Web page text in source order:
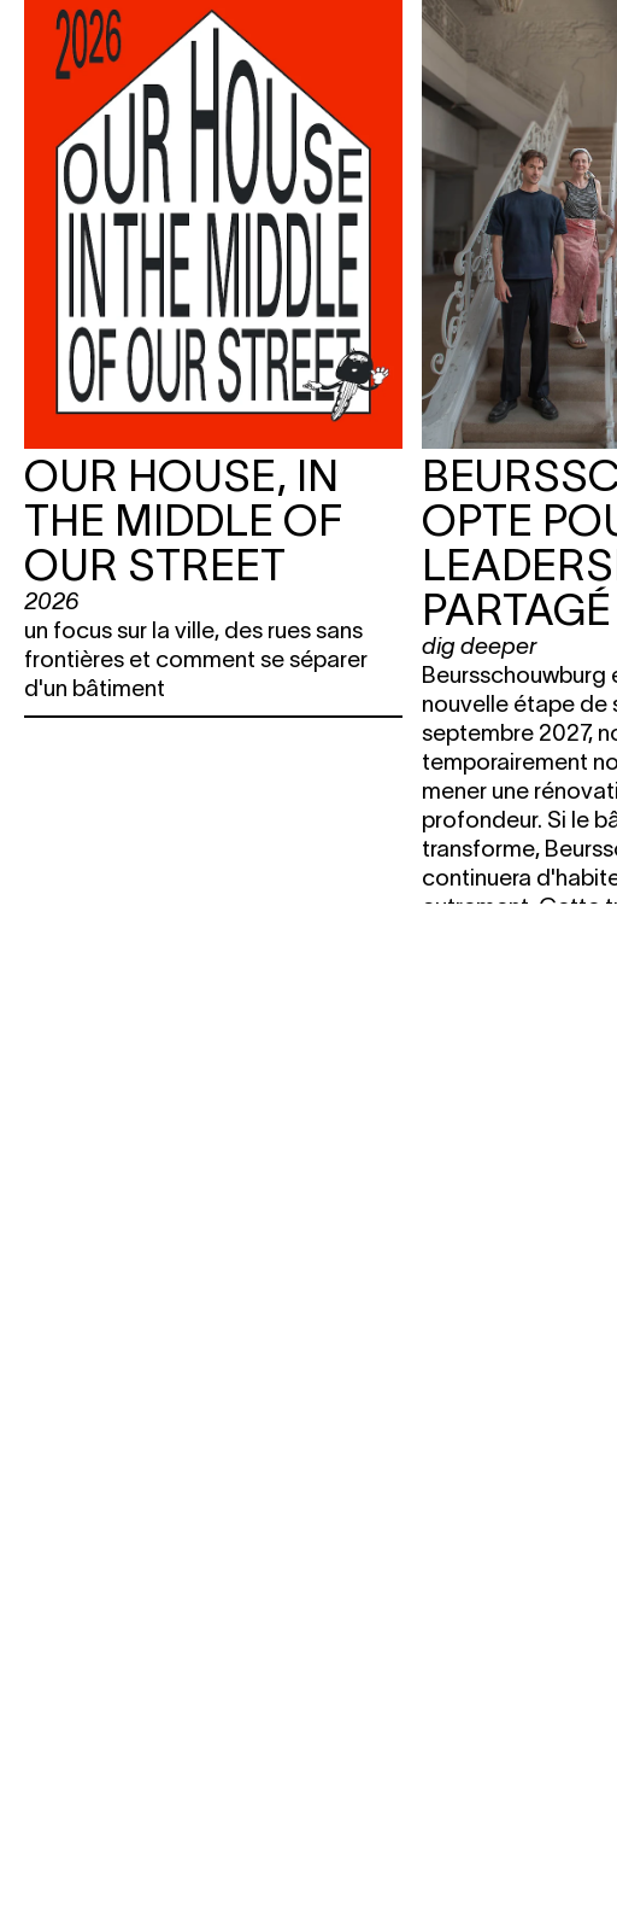
OUR HOUSE, IN
THE MIDDLE OF
OUR STREET
2026
un focus sur la ville, des rues sans
frontières et comment se séparer
d'un bâtiment
OPTE
PARTAGÉ
dig deeper
Beursschouwburg
nouvelle étape de
septembre 2027,
temporairement
mener une
profondeur. Si le
transforme,
continuera
autrement. Cette